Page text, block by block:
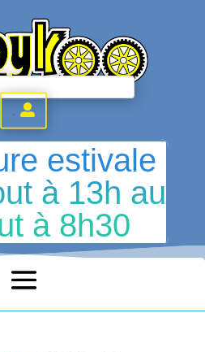
.
estivale
à 13h au
à 8h30